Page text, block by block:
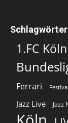
Schlagwörter
1.FC Köln
Ferrari Festival
Jazz Live Jazz